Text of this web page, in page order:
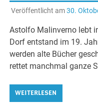
Veröffentlicht am30.
Astolfo Malinverno lebt
Dorf entstand im 19.
werden alte Bücher
rettet manchmal ganze
WEITERLESEN